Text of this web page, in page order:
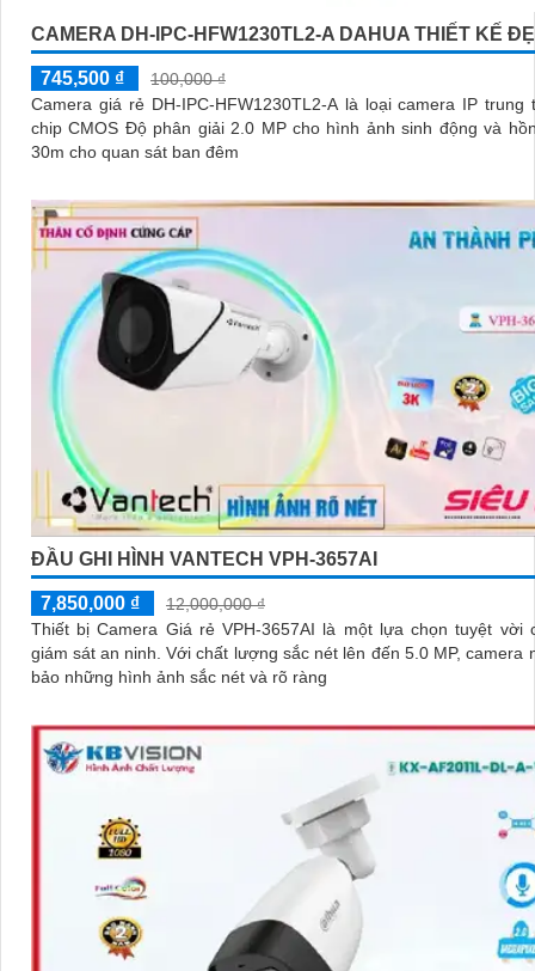
CAMERA DH-IPC-HFW1230TL2-A DAHUA THIẾT KẾ
745,500 ₫
100,000 ₫
Camera giá rẻ DH-IPC-HFW1230TL2-A là loại camera IP trung
chip CMOS Độ phân giải 2.0 MP cho hình ảnh sinh động và
30m cho quan sát ban đêm
ĐẦU GHI HÌNH VANTECH VPH-3657AI
7,850,000 ₫
12,000,000 ₫
Thiết bị Camera Giá rẻ VPH-3657AI là một lựa chọn tuyệt vời
giám sát an ninh. Với chất lượng sắc nét lên đến 5.0 MP, camera này đảm
bảo những hình ảnh sắc nét và rõ ràng